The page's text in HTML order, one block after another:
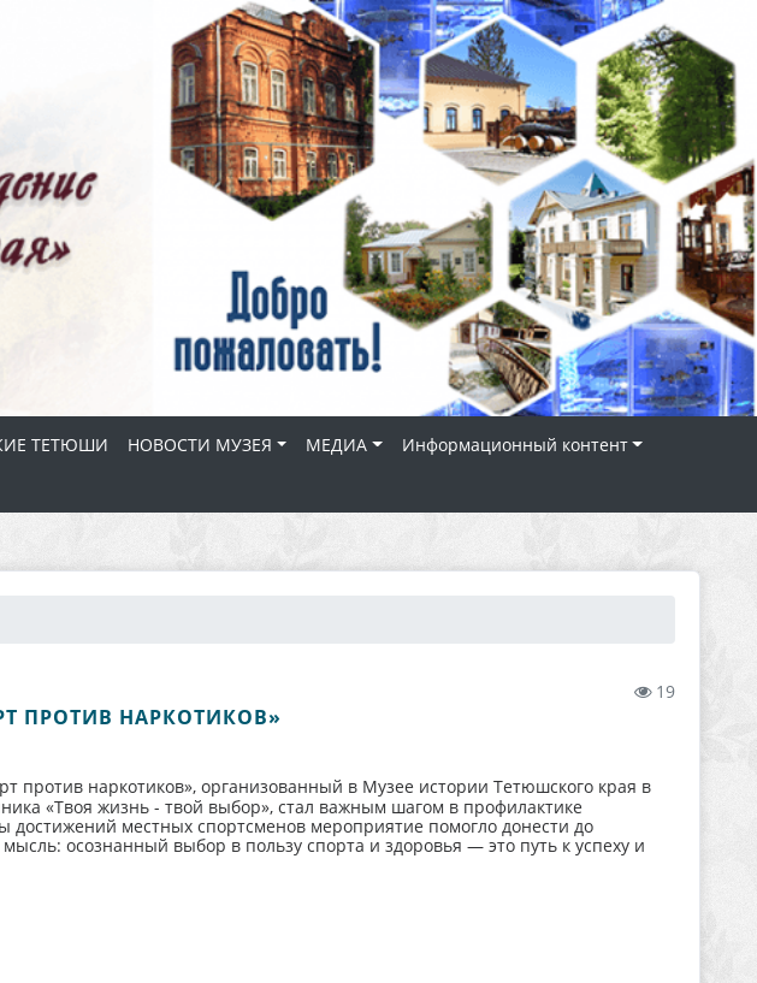
ТЕТЮШИ НОВОСТИ МУЗЕЯ МЕДИА
Информационный контент
19
ПРОТИВ НАРКОТИКОВ»
против наркотиков», организованный в Музее истории Тетюшского края в
«Твоя жизнь - твой выбор», стал важным шагом в профилактике
местных спортсменов мероприятие помогло донести до
осознанный выбор в пользу спорта и здоровья — это путь к успеху и